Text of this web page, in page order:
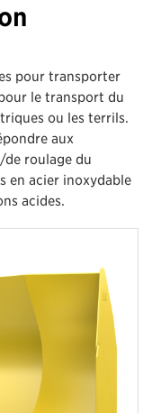
pour transporter
le transport du
ou les terrils.
aux
roulage du
en acier inoxydable
acides.